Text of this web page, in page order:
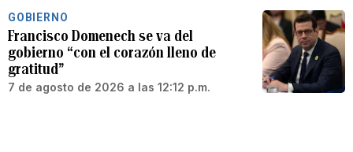
GOBIERNO
Francisco Domenech se va del
gobierno “con el corazón lleno de
gratitud”
7 de agosto de 2026 a las 12:12 p.m.